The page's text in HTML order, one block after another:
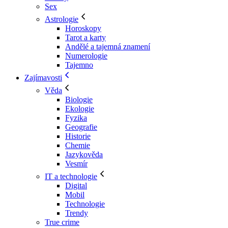
Sex
Astrologie
Horoskopy
Tarot a karty
Andělé a tajemná znamení
Numerologie
Tajemno
Zajímavosti
Věda
Biologie
Ekologie
Fyzika
Geografie
Historie
Chemie
Jazykověda
Vesmír
IT a technologie
Digital
Mobil
Technologie
Trendy
True crime